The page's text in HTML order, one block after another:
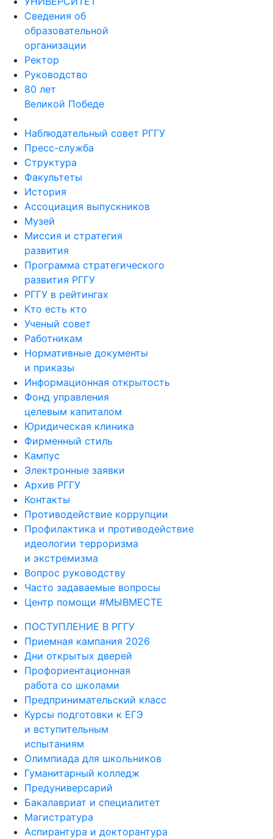
Сведения об
образовательной
организации
Ректор
Руководство
80 лет
Великой Победе
Наблюдательный совет РГГУ
Пресс-служба
Структура
Факультеты
История
Ассоциация выпускников
Музей
Миссия и стратегия
развития
Программа стратегического
развития РГГУ
РГГУ в рейтингах
Кто есть кто
Ученый совет
Работникам
Нормативные документы
и приказы
Информационная открытость
Фонд управления
целевым капиталом
Юридическая клиника
Фирменный стиль
Кампус
Электронные заявки
Архив РГГУ
Контакты
Противодействие коррупции
Профилактика и противодействие
идеологии терроризма
и экстремизма
Вопрос руководству
Часто задаваемые вопросы
Центр помощи #МЫВМЕСТЕ
ПОСТУПЛЕНИЕ В РГГУ
Приемная кампания 2026
Дни открытых дверей
Профориентационная
работа со школами
Предпринимательский класс
Курсы подготовки к ЕГЭ
и вступительным
испытаниям
Олимпиада для школьников
Гуманитарный колледж
Предуниверсарий
Бакалавриат и специалитет
Магистратура
Аспирантура и докторантура